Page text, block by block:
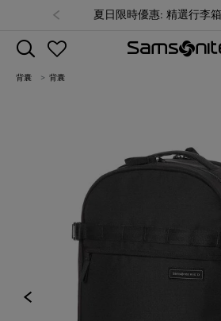
夏日限時優惠: 精選行李
背囊 背囊